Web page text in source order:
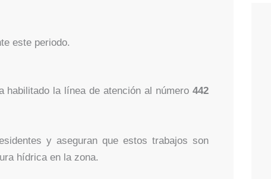
este periodo.
habilitado la línea de atención al número 442
y aseguran que estos trabajos son
hídrica en la zona.